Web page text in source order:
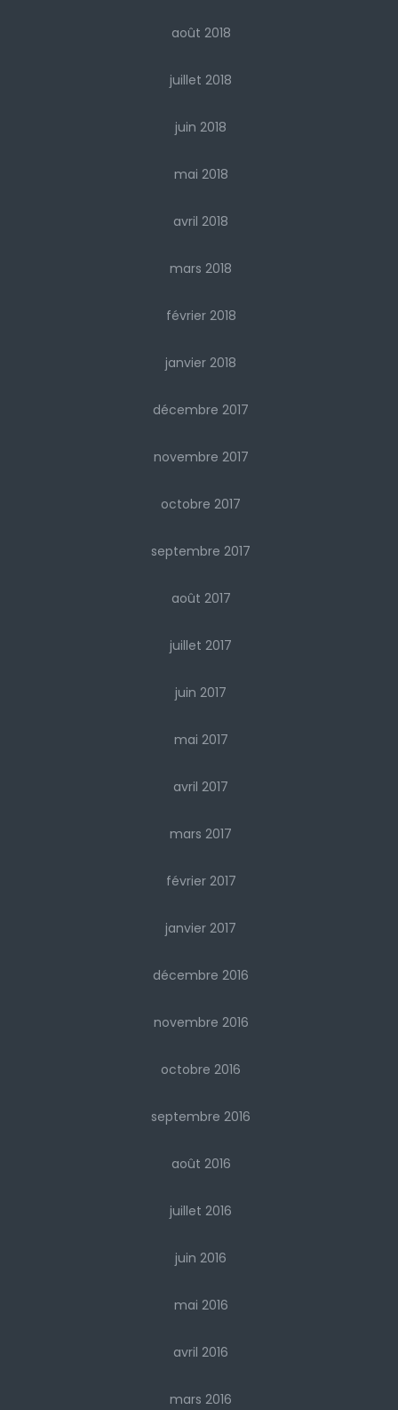
août 2018
juillet 2018
juin 2018
mai 2018
avril 2018
mars 2018
février 2018
janvier 2018
décembre 2017
novembre 2017
octobre 2017
septembre 2017
août 2017
juillet 2017
juin 2017
mai 2017
avril 2017
mars 2017
février 2017
janvier 2017
décembre 2016
novembre 2016
octobre 2016
septembre 2016
août 2016
juillet 2016
juin 2016
mai 2016
avril 2016
mars 2016